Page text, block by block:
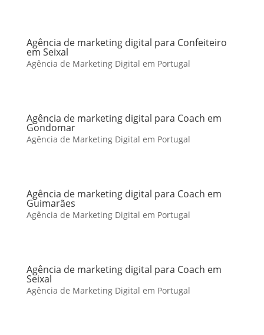
Agência de marketing digital para Confeiteiro
em Seixal
Agência de Marketing Digital em Portugal
Agência de marketing digital para Coach em
Gondomar
Agência de Marketing Digital em Portugal
Agência de marketing digital para Coach em
Guimarães
Agência de Marketing Digital em Portugal
Agência de marketing digital para Coach em
Seixal
Agência de Marketing Digital em Portugal